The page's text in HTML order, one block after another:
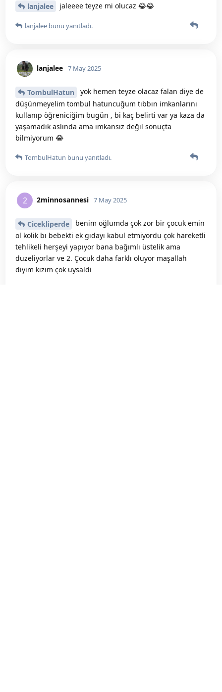
lanjalee jaleeee teyze mi olucaz 😂😂
lanjalee bunu yanıtladı.
lanjalee 7 May 2025
TombulHatun
yok hemen teyze olacaz falan diye de
düşünmeyelim tombul hatuncuğum tıbbın imkanlarını
kullanıp öğreniciğim bugün , bi kaç belirti var ya kaza da
yaşamadık aslında ama imkansız değil sonuçta
bilmiyorum 😂
TombulHatun bunu yanıtladı.
2 2minnosannesi 7 May 2025
Cicekliperde
benim oğlumda çok zor bir çocuk emin
ol kolik bı bebekti ek gıdayı kabul etmiyordu çok hareketli
tehlikeli herşeyi yapıyor bana bağımlı üstelik ama
duzeliyorlar ve 2. Çocuk daha farklı oluyor maşallah
diyim kızım çok uysaldi